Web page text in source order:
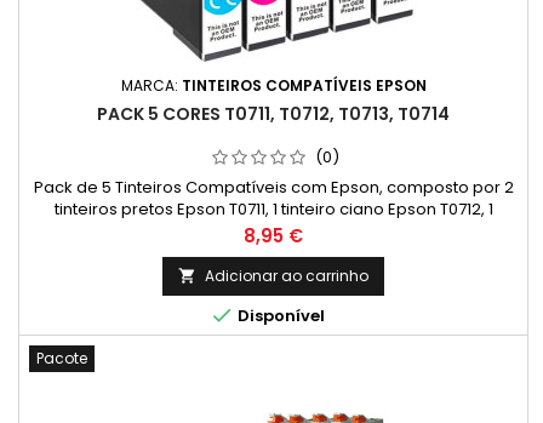
MARCA: TINTEIROS COMPATÍVEIS EPSON
PACK 5 CORES T0711, T0712, T0713, T0714
(0)
Pack de 5 Tinteiros Compatíveis com Epson, composto por 2
tinteiros pretos Epson T0711, 1 tinteiro ciano Epson T0712, 1
tinteiro magenta Epson T0713 e 1 tinteiro amarelo Epson T0714.
Alta qualidade de impressão a um preço acessível.
Preço
8,95 €
 Adicionar ao carrinho
 Disponível
Pacote